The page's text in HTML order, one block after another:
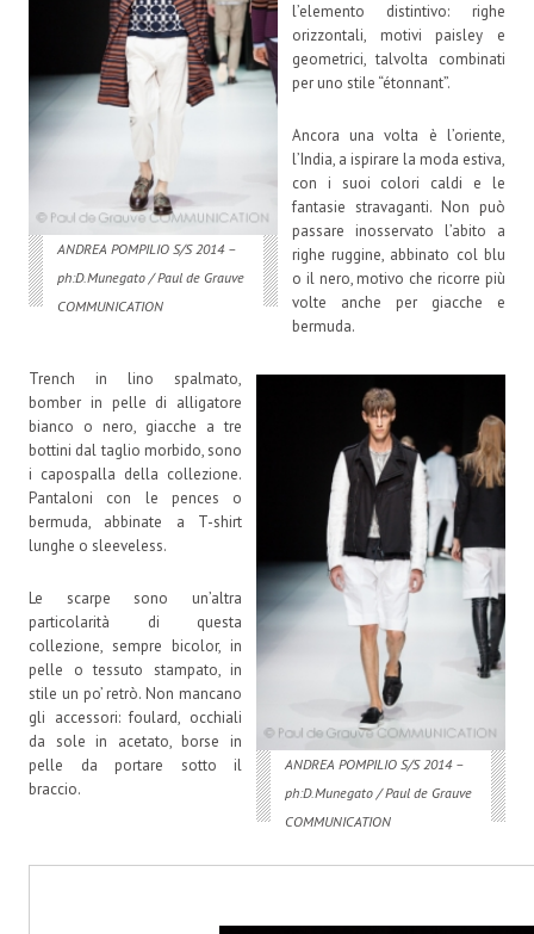
ANDREA POMPILIO S/S 2014 –
ph:D.Munegato / Paul de Grauve
COMMUNICATION
l’elemento distintivo: righe
orizzontali, motivi paisley e
geometrici, talvolta combinati
per uno stile “étonnant”.
Ancora una volta è l’oriente,
l’India, a ispirare la moda estiva,
con i suoi colori caldi e le
fantasie stravaganti. Non può
passare inosservato l’abito a
righe ruggine, abbinato col blu
o il nero, motivo che ricorre più
volte anche per giacche e
bermuda.
ANDREA POMPILIO S/S 2014 –
ph:D.Munegato / Paul de Grauve
COMMUNICATION
Trench in lino spalmato,
bomber in pelle di alligatore
bianco o nero, giacche a tre
bottini dal taglio morbido, sono
i capospalla della collezione.
Pantaloni con le pences o
bermuda, abbinate a T-shirt
lunghe o sleeveless.
Le scarpe sono un’altra
particolarità di questa
collezione, sempre bicolor, in
pelle o tessuto stampato, in
stile un po’ retrò. Non mancano
gli accessori: foulard, occhiali
da sole in acetato, borse in
pelle da portare sotto il
braccio.